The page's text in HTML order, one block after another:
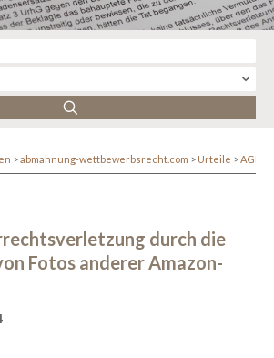
abmahnung-wettbewerbsrecht.com Urteile AGB-
durch die
Fotos anderer Amazon-